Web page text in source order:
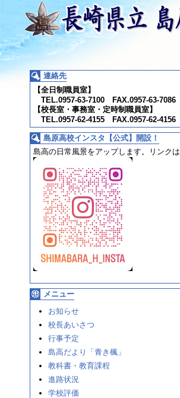
連絡先
【全日制職員室】
TEL.0957-63-7100 FAX.0957-63-7086
【校長室・事務室・定時制職員室】
TEL.0957-62-4155 FAX.0957-62-4156
島原高校インスタ【公式】開設！
島高の日常風景をアップします。
リンクは
メニュー
お知らせ
校長あいさつ
行事予定
島高だより「青き楓」
教科書・教育課程
進路状況
学校評価